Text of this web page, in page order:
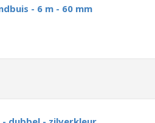
- 6 m - 60 mm